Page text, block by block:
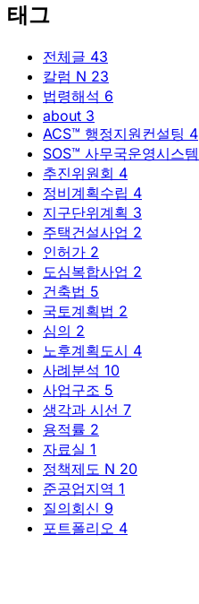
태그
전체글 43
칼럼 N 23
법령해석 6
about 3
ACS™ 행정지원컨설팅 4
SOS™ 사무국운영시스템
추진위원회 4
정비계획수립 4
지구단위계획 3
주택건설사업 2
인허가 2
도심복합사업 2
건축법 5
국토계획법 2
심의 2
노후계획도시 4
사례분석 10
사업구조 5
생각과 시선 7
용적률 2
자료실 1
정책제도 N 20
준공업지역 1
질의회신 9
포트폴리오 4